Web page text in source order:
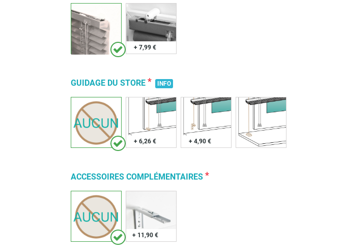
+ 7,99 €
GUIDAGE DU STORE * INFO
+ 6,26 € + 4,90 €
ACCESSOIRES COMPLÉMENTAIRES *
+ 11,90 €